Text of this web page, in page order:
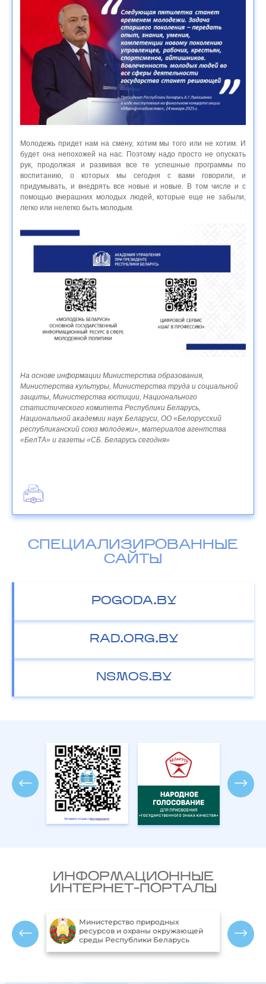
Молодежь придет нам на смену, хотим мы того или не хотим. И
будет она непохожей на нас. Поэтому надо просто не опускать
рук, продолжая и развивая все те успешные программы по
воспитанию, о которых мы сегодня с вами говорили, и
придумывать, и внедрять все новые и новые. В том числе и с
помощью вчерашних молодых людей, которые еще не забыли,
легко или нелегко быть молодым.
На основе информации Министерства образования,
Министерства культуры, Министерства труда и социальной
защиты, Министерства юстиции, Национального
статистического комитета Республики Беларусь,
Национальной академии наук Беларуси, ОО «Белорусский
республиканский союз молодежи», материалов агентства
«БелТА» и газеты «СБ. Беларусь сегодня»
СПЕЦИАЛИЗИРОВАННЫЕ
САЙТЫ
POGODA.BY
RAD.ORG.BY
NSMOS.BY
ИНФОРМАЦИОННЫЕ
ИНТЕРНЕТ-ПОРТАЛЫ
Министерство природных
ресурсов и охраны окружающей
среды Республики Беларусь